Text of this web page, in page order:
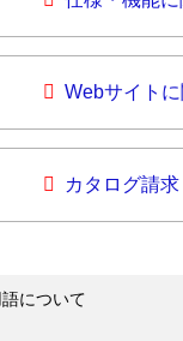
Webサイト
カタログ請求
について